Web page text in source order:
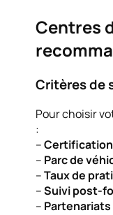
Centres
Critères de
Pour choisir
:
–
– Parc de
–Taux de
–Suivi post-
– Partenariats